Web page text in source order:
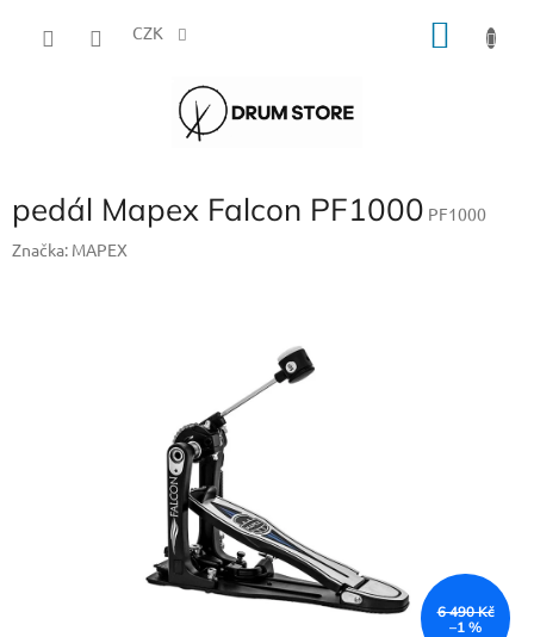
CZK
pedál Mapex Falcon PF1000 PF1000
Značka: MAPEX
6 490 Kč
–1 %